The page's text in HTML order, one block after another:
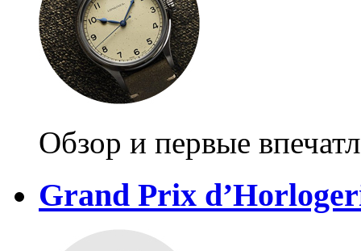
Обзор и первые
Grand Prix